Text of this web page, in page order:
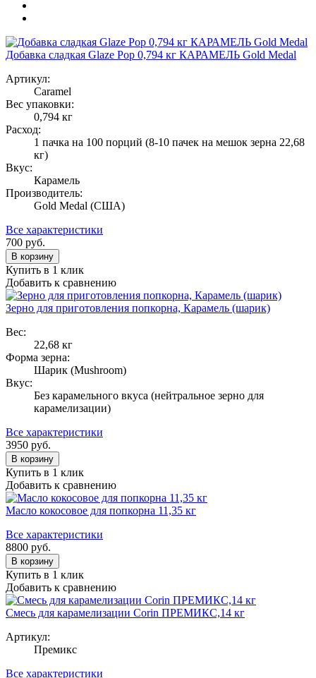
Добавка сладкая Glaze Pop 0,794 кг КАРАМЕЛЬ Gold Medal
Артикул:
Caramel
Вес упаковки:
0,794 кг
Расход:
1 пачка на 100 порций (8-10 пачек на мешок зерна 22,68
кг)
Вкус:
Карамель
Производитель:
Gold Medal (США)
Все характеристики
700 руб.
В корзину
Купить в 1 клик
Добавить к сравнению
Зерно для приготовления попкорна, Карамель (шарик)
Вес:
22,68 кг
Форма зерна:
Шарик (Mushroom)
Вкус:
Без карамельного вкуса (нейтральное зерно для
карамелизации)
Все характеристики
3950 руб.
В корзину
Купить в 1 клик
Добавить к сравнению
Масло кокосовое для попкорна 11,35 кг
Все характеристики
8800 руб.
В корзину
Купить в 1 клик
Добавить к сравнению
Смесь для карамелизации Corin ПРЕМИКС,14 кг
Артикул:
Премикс
Все характеристики